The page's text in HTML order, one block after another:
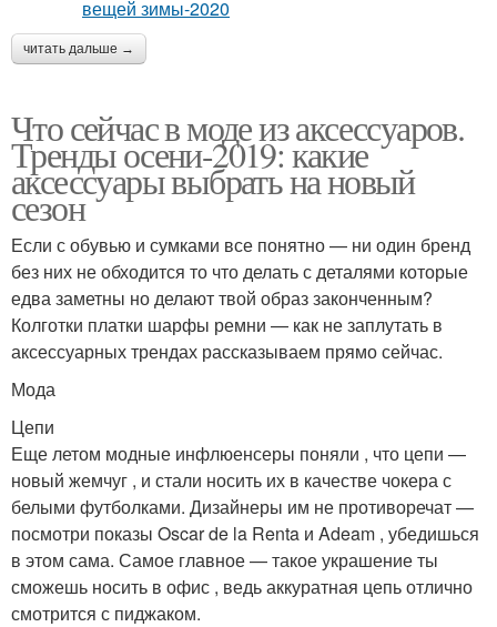
читать дальше →
Что сейчас в моде из аксессуаров.
Тренды осени-2019: какие
аксессуары выбрать на новый
сезон
Если с обувью и сумками все понятно — ни один бренд
без них не обходится то что делать с деталями которые
едва заметны но делают твой образ законченным?
Колготки платки шарфы ремни — как не заплутать в
аксессуарных трендах рассказываем прямо сейчас.
Мода
Цепи
Еще летом модные инфлюенсеры поняли , что цепи —
новый жемчуг , и стали носить их в качестве чокера с
белыми футболками. Дизайнеры им не противоречат —
посмотри показы Oscar de la Renta и Adeam , убедишься
в этом сама. Самое главное — такое украшение ты
сможешь носить в офис , ведь аккуратная цепь отлично
смотрится с пиджаком.